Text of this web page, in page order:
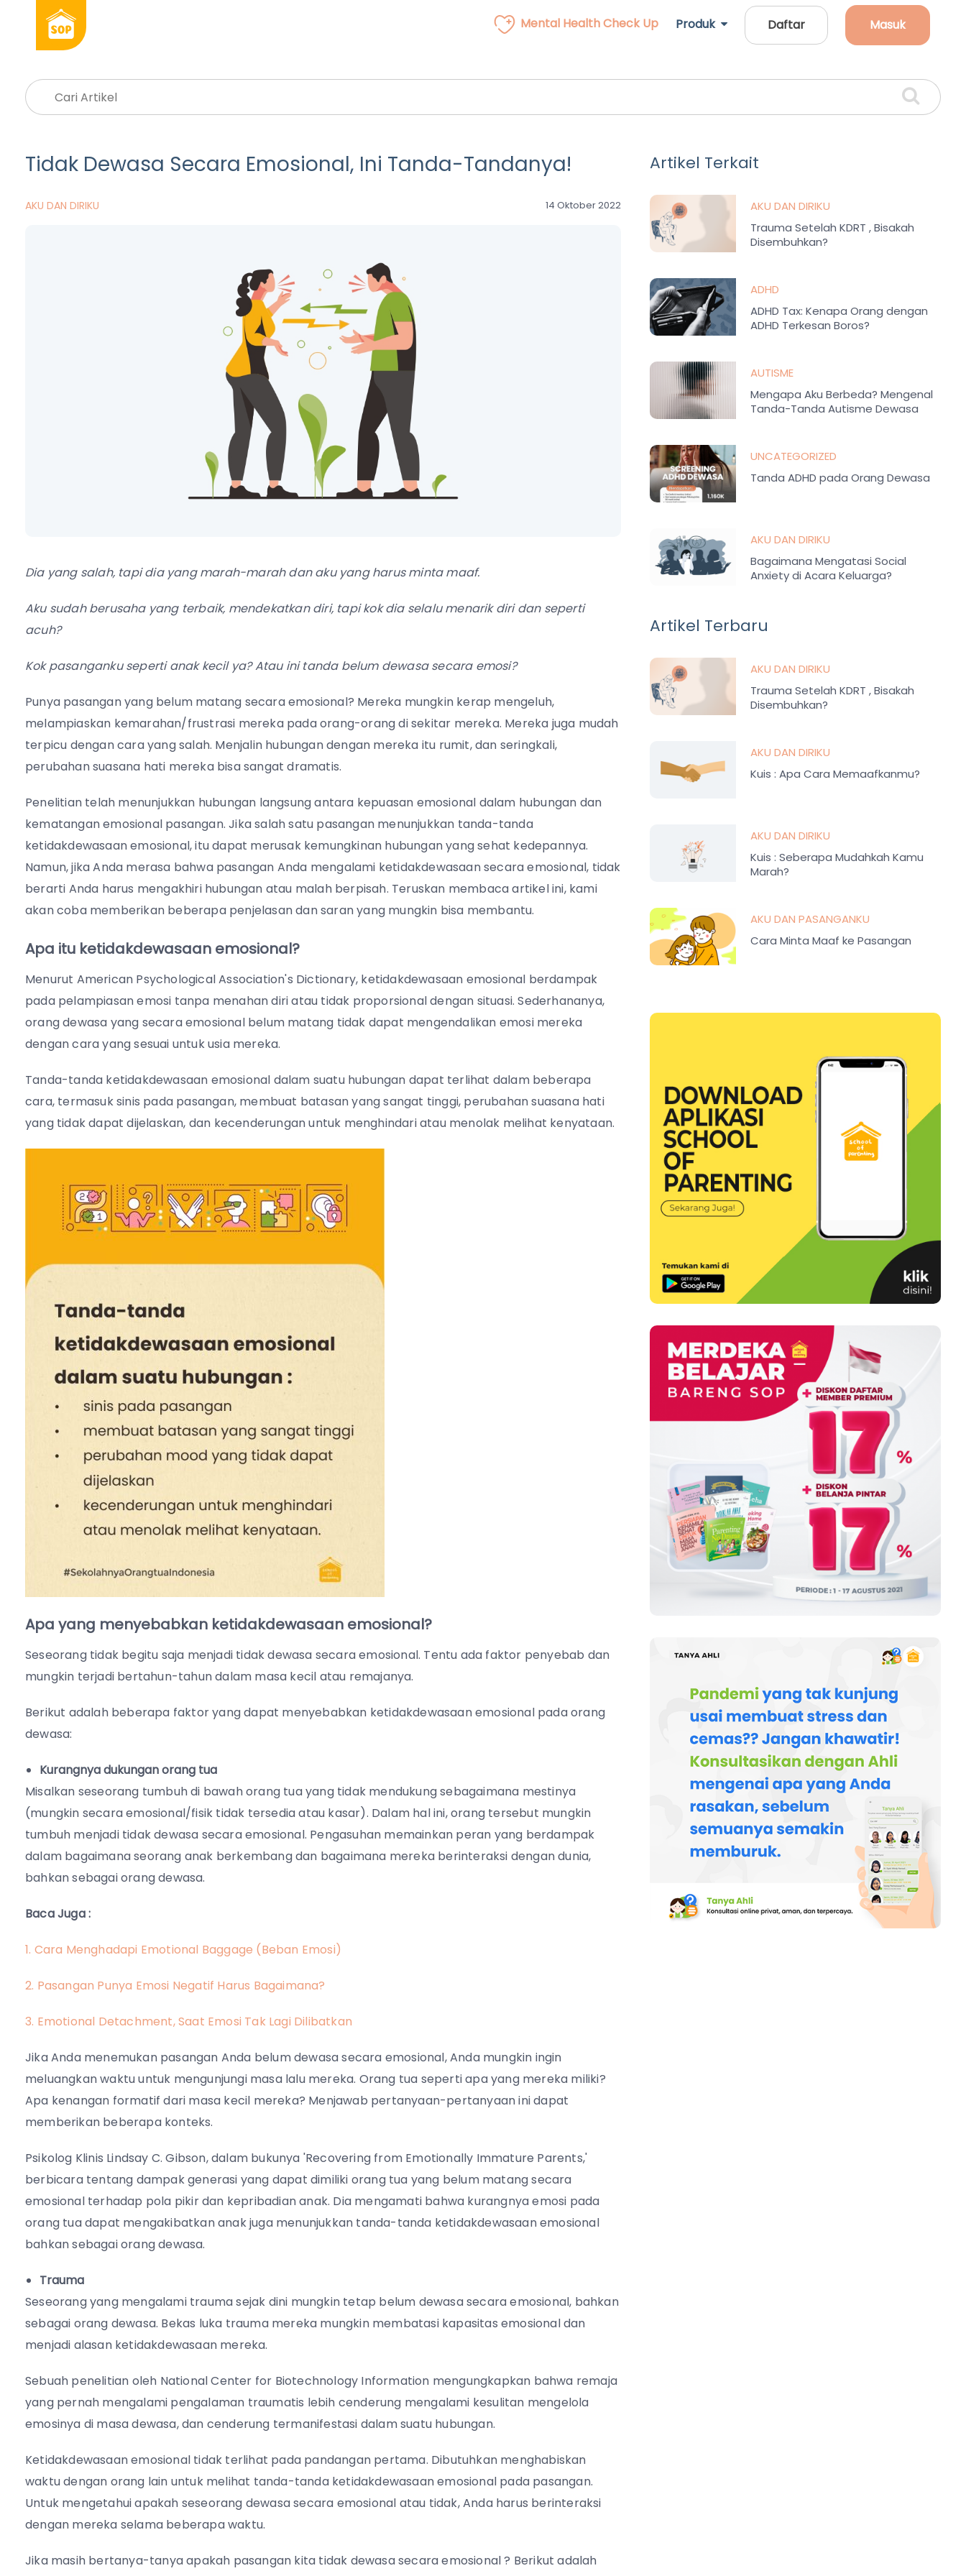
Mental Health Check Up Produk Daftar Masuk
Tidak Dewasa Secara Emosional, Ini Tanda-Tandanya!
AKU DAN DIRIKU 14 Oktober 2022
Dia yang salah, tapi dia yang marah-marah dan aku yang harus minta maaf.
Aku sudah berusaha yang terbaik, mendekatkan diri, tapi kok dia selalu menarik diri dan seperti
acuh?
Kok pasanganku seperti anak kecil ya? Atau ini tanda belum dewasa secara emosi?
Punya pasangan yang belum matang secara emosional? Mereka mungkin kerap mengeluh,
melampiaskan kemarahan/frustrasi mereka pada orang-orang di sekitar mereka. Mereka juga mudah
terpicu dengan cara yang salah. Menjalin hubungan dengan mereka itu rumit, dan seringkali,
perubahan suasana hati mereka bisa sangat dramatis.
Penelitian telah menunjukkan hubungan langsung antara kepuasan emosional dalam hubungan dan
kematangan emosional pasangan. Jika salah satu pasangan menunjukkan tanda-tanda
ketidakdewasaan emosional, itu dapat merusak kemungkinan hubungan yang sehat kedepannya.
Namun, jika Anda merasa bahwa pasangan Anda mengalami ketidakdewasaan secara emosional, tidak
berarti Anda harus mengakhiri hubungan atau malah berpisah. Teruskan membaca artikel ini, kami
akan coba memberikan beberapa penjelasan dan saran yang mungkin bisa membantu.
Apa itu ketidakdewasaan emosional?
Menurut American Psychological Association's Dictionary, ketidakdewasaan emosional berdampak
pada pelampiasan emosi tanpa menahan diri atau tidak proporsional dengan situasi. Sederhananya,
orang dewasa yang secara emosional belum matang tidak dapat mengendalikan emosi mereka
dengan cara yang sesuai untuk usia mereka.
Tanda-tanda ketidakdewasaan emosional dalam suatu hubungan dapat terlihat dalam beberapa
cara, termasuk sinis pada pasangan, membuat batasan yang sangat tinggi, perubahan suasana hati
yang tidak dapat dijelaskan, dan kecenderungan untuk menghindari atau menolak melihat kenyataan.
Apa yang menyebabkan ketidakdewasaan emosional?
Seseorang tidak begitu saja menjadi tidak dewasa secara emosional. Tentu ada faktor penyebab dan
mungkin terjadi bertahun-tahun dalam masa kecil atau remajanya.
Berikut adalah beberapa faktor yang dapat menyebabkan ketidakdewasaan emosional pada orang
dewasa:
Kurangnya dukungan orang tua
Misalkan seseorang tumbuh di bawah orang tua yang tidak mendukung sebagaimana mestinya
(mungkin secara emosional/fisik tidak tersedia atau kasar). Dalam hal ini, orang tersebut mungkin
tumbuh menjadi tidak dewasa secara emosional. Pengasuhan memainkan peran yang berdampak
dalam bagaimana seorang anak berkembang dan bagaimana mereka berinteraksi dengan dunia,
bahkan sebagai orang dewasa.
Baca Juga :
1. Cara Menghadapi Emotional Baggage (Beban Emosi)
2. Pasangan Punya Emosi Negatif Harus Bagaimana?
3. Emotional Detachment, Saat Emosi Tak Lagi Dilibatkan
Jika Anda menemukan pasangan Anda belum dewasa secara emosional, Anda mungkin ingin
meluangkan waktu untuk mengunjungi masa lalu mereka. Orang tua seperti apa yang mereka miliki?
Apa kenangan formatif dari masa kecil mereka? Menjawab pertanyaan-pertanyaan ini dapat
memberikan beberapa konteks.
Psikolog Klinis Lindsay C. Gibson, dalam bukunya 'Recovering from Emotionally Immature Parents,'
berbicara tentang dampak generasi yang dapat dimiliki orang tua yang belum matang secara
emosional terhadap pola pikir dan kepribadian anak. Dia mengamati bahwa kurangnya emosi pada
orang tua dapat mengakibatkan anak juga menunjukkan tanda-tanda ketidakdewasaan emosional
bahkan sebagai orang dewasa.
Trauma
Seseorang yang mengalami trauma sejak dini mungkin tetap belum dewasa secara emosional, bahkan
sebagai orang dewasa. Bekas luka trauma mereka mungkin membatasi kapasitas emosional dan
menjadi alasan ketidakdewasaan mereka.
Sebuah penelitian oleh National Center for Biotechnology Information mengungkapkan bahwa remaja
yang pernah mengalami pengalaman traumatis lebih cenderung mengalami kesulitan mengelola
emosinya di masa dewasa, dan cenderung termanifestasi dalam suatu hubungan.
Ketidakdewasaan emosional tidak terlihat pada pandangan pertama. Dibutuhkan menghabiskan
waktu dengan orang lain untuk melihat tanda-tanda ketidakdewasaan emosional pada pasangan.
Untuk mengetahui apakah seseorang dewasa secara emosional atau tidak, Anda harus berinteraksi
dengan mereka selama beberapa waktu.
Jika masih bertanya-tanya apakah pasangan kita tidak dewasa secara emosional ? Berikut adalah
Artikel Terkait
AKU DAN DIRIKU
Trauma Setelah KDRT , Bisakah
Disembuhkan?
ADHD
ADHD Tax: Kenapa Orang dengan
ADHD Terkesan Boros?
AUTISME
Mengapa Aku Berbeda? Mengenal
Tanda-Tanda Autisme Dewasa
UNCATEGORIZED
Tanda ADHD pada Orang Dewasa
AKU DAN DIRIKU
Bagaimana Mengatasi Social
Anxiety di Acara Keluarga?
Artikel Terbaru
AKU DAN DIRIKU
Trauma Setelah KDRT , Bisakah
Disembuhkan?
AKU DAN DIRIKU
Kuis : Apa Cara Memaafkanmu?
AKU DAN DIRIKU
Kuis : Seberapa Mudahkah Kamu
Marah?
AKU DAN PASANGANKU
Cara Minta Maaf ke Pasangan